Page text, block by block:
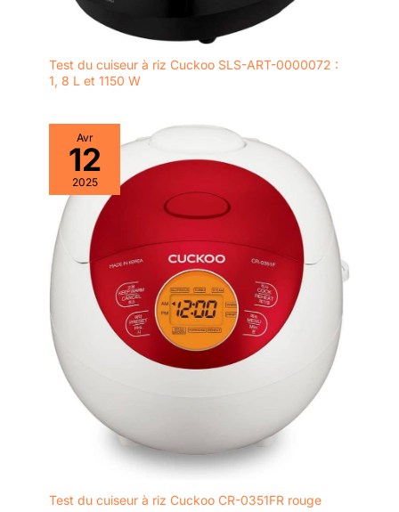
Test du cuiseur à riz Cuckoo SLS-ART-0000072 :
1, 8 L et 1150 W
Avr
12
2025
Test du cuiseur à riz Cuckoo CR-0351FR rouge